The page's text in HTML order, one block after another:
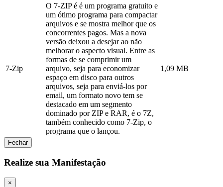
7-Zip
O 7-ZIP é é um programa gratuito e
um ótimo programa para compactar
arquivos e se mostra melhor que os
concorrentes pagos. Mas a nova
versão deixou a desejar ao não
melhorar o aspecto visual. Entre as
formas de se comprimir um
arquivo, seja para economizar
espaço em disco para outros
arquivos, seja para enviá-los por
email, um formato novo tem se
destacado em um segmento
dominado por ZIP e RAR, é o 7Z,
também conhecido como 7-Zip, o
programa que o lançou.
1,09 MB
Fechar
Realize sua Manifestação
×